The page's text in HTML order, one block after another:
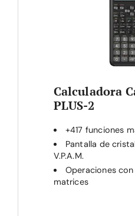
Calculadora
PLUS-2
+417 funciones
Pantalla de
V.P.A.M.
Operaciones
matrices